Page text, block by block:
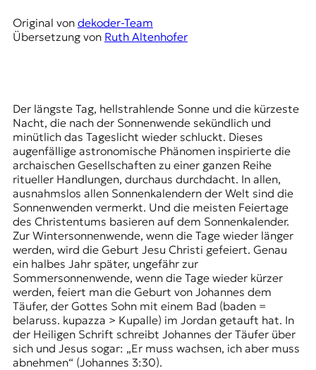
n
a
u
s
u
n
d
M
e
d
e
n
k
o
m
p
e
t
e
n
Original von dekoder-Team
Übersetzung von Ruth Altenhofer
Der längste Tag, hellstrahlende Sonne und die kürzeste
Nacht, die nach der Sonnenwende sekündlich und
minütlich das Tageslicht wieder schluckt. Dieses
augenfällige astronomische Phänomen inspirierte die
archaischen Gesellschaften zu einer ganzen Reihe
ritueller Handlungen, durchaus durchdacht. In allen,
ausnahmslos allen Sonnenkalendern der Welt sind die
Sonnenwenden vermerkt. Und die meisten Feiertage
des Christentums basieren auf dem Sonnenkalender.
Zur Wintersonnenwende, wenn die Tage wieder länger
werden, wird die Geburt Jesu Christi gefeiert. Genau
ein halbes Jahr später, ungefähr zur
Sommersonnenwende, wenn die Tage wieder kürzer
werden, feiert man die Geburt von Johannes dem
Täufer, der Gottes Sohn mit einem Bad (baden =
belaruss. kupazza > Kupalle) im Jordan getauft hat. In
der Heiligen Schrift schreibt Johannes der Täufer über
sich und Jesus sogar: „Er muss wachsen, ich aber muss
abnehmen“ (Johannes 3:30).